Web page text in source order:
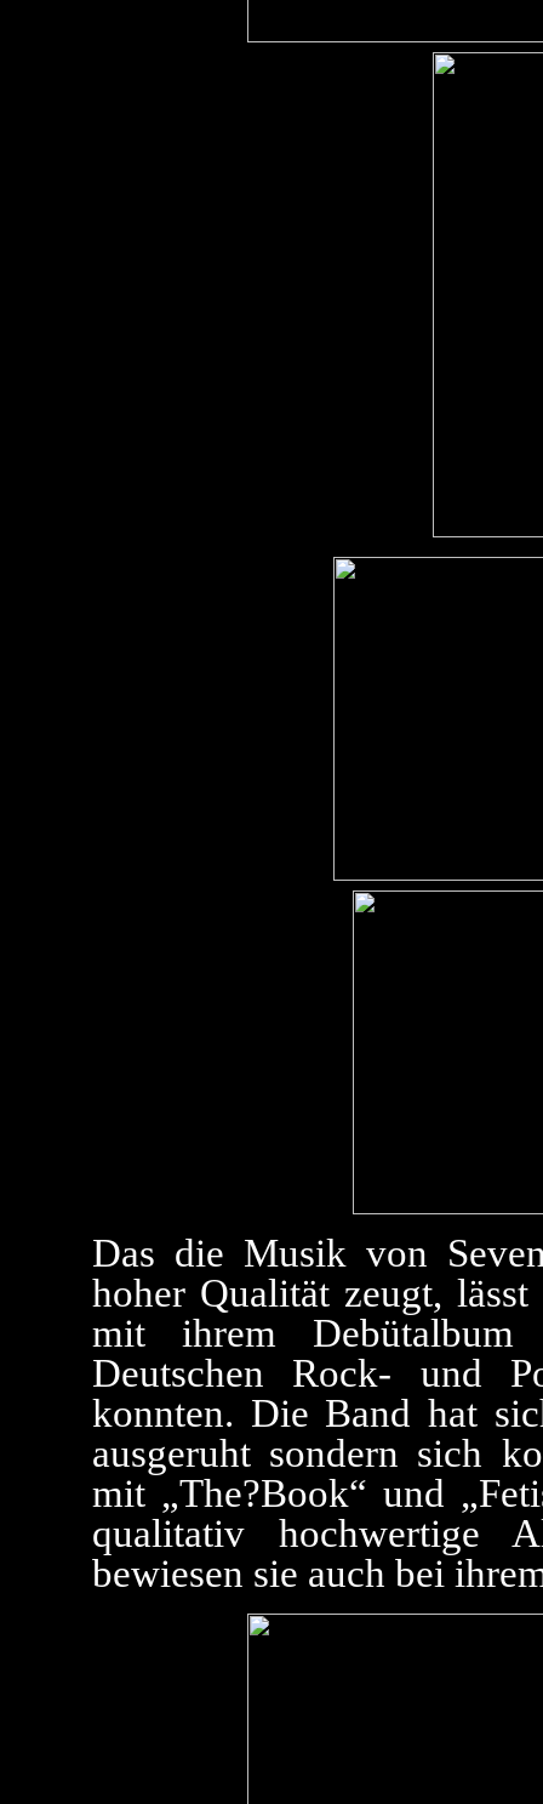
Das die Musik von
hoher Qualität zeugt,
mit ihrem
Deutschen Rock- und
konnten. Die Band hat
ausgeruht sondern sich
mit „The?Book“ und
qualitativ hochwertige
bewiesen sie auch bei